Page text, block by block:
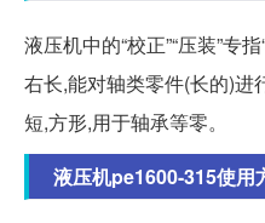
液压机中的“校正”“压装”专
右长,能对轴类零件(长的)进
短,方形,用于轴承等零。
液压机pe1600-315使用